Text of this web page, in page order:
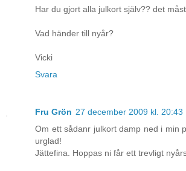
Har du gjort alla julkort själv?? det
Vad händer till nyår?
Vicki
Svara
Fru Grön 27 december 2009 kl. 20:43
Om ett sådanr julkort damp ned i min
urglad!
Jättefina. Hoppas ni får ett trevligt